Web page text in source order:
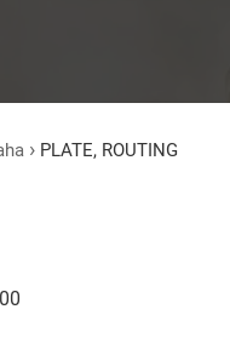
PLATE, ROUTING